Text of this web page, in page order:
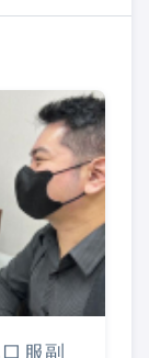
服副